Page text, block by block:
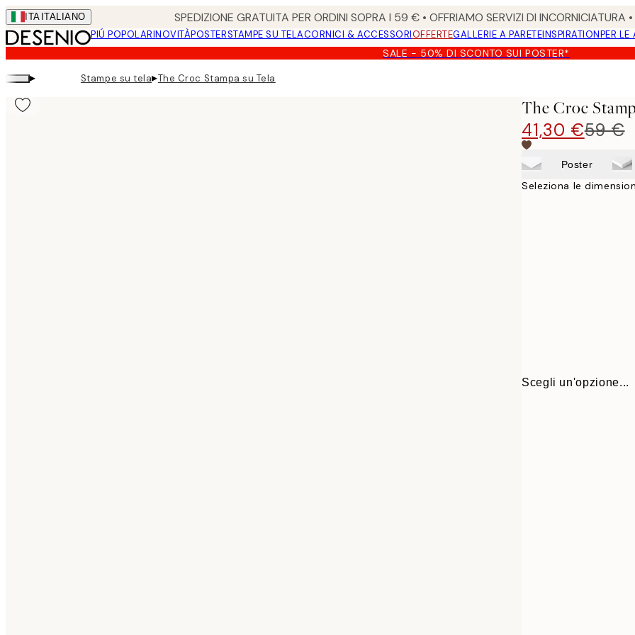
Skip
to
main
content.
ITA ITALIANO SPEDIZIONE GRATUITA PER ORDINI SOPRA I 59 € • OFFRIAMO SERVIZI DI
PIÚ POPOLARINOVITÀPOSTERSTAMPE SU TELACORNICI & ACCESSORIOFFERTEGALLERIE A PARETEINSPIRATIONPER LE
SALE - 50% DI SCONTO SUI POSTER*
▸ Stampe su tela▸The Croc Stampa su Tela
The Croc
41,30 €59 €
Poster
Seleziona le
Scegli un'opzione...